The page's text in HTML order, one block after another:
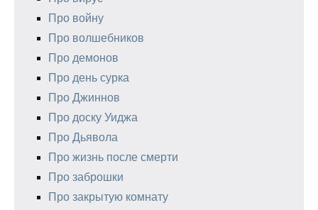
Про войну
Про волшебников
Про демонов
Про день сурка
Про Джиннов
Про доску Уиджа
Про Дьявола
Про жизнь после смерти
Про заброшки
Про закрытую комнату